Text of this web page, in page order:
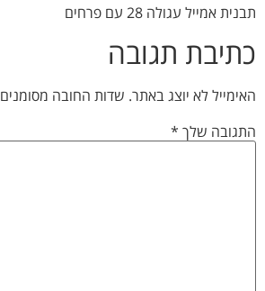
תבנית אמייל עגולה 28 עם פרחים
כתיבת תגובה
האימייל לא יוצג באתר. שדות החובה מסומנים
התגובה שלך*